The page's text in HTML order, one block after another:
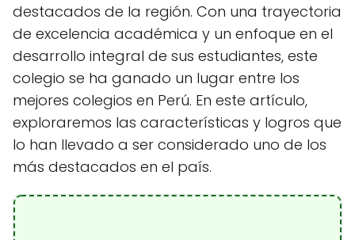
destacados de la región. Con una trayectoria
de excelencia académica y un enfoque en el
desarrollo integral de sus estudiantes, este
colegio se ha ganado un lugar entre los
mejores colegios en Perú. En este artículo,
exploraremos las características y logros que
lo han llevado a ser considerado uno de los
más destacados en el país.